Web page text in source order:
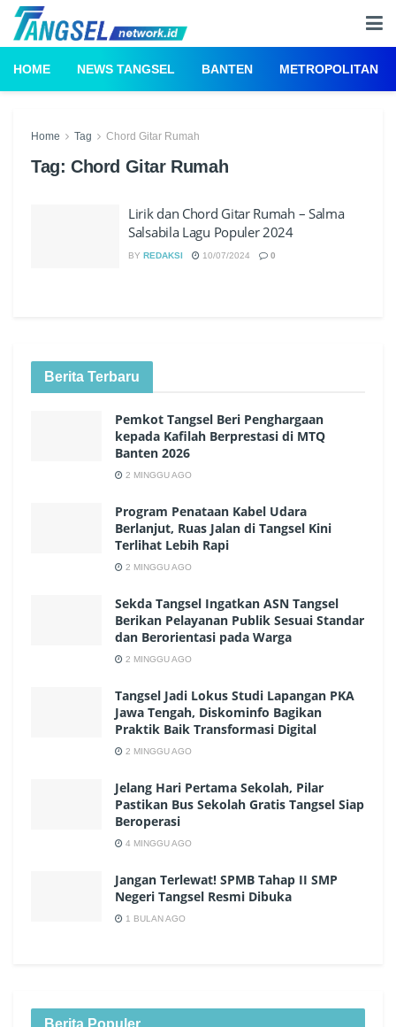
HOME NEWS TANGSEL BANTEN METROPOLITAN
Home Tag Chord Gitar Rumah
Tag: Chord Gitar Rumah
Lirik dan Chord Gitar Rumah – Salma
Salsabila Lagu Populer 2024
BY REDAKSI 10/07/2024 0
Berita Terbaru
Pemkot Tangsel Beri Penghargaan
kepada Kafilah Berprestasi di MTQ
Banten 2026
2 MINGGU AGO
Program Penataan Kabel Udara
Berlanjut, Ruas Jalan di Tangsel Kini
Terlihat Lebih Rapi
2 MINGGU AGO
Sekda Tangsel Ingatkan ASN Tangsel
Berikan Pelayanan Publik Sesuai Standar
dan Berorientasi pada Warga
2 MINGGU AGO
Tangsel Jadi Lokus Studi Lapangan PKA
Jawa Tengah, Diskominfo Bagikan
Praktik Baik Transformasi Digital
2 MINGGU AGO
Jelang Hari Pertama Sekolah, Pilar
Pastikan Bus Sekolah Gratis Tangsel Siap
Beroperasi
4 MINGGU AGO
Jangan Terlewat! SPMB Tahap II SMP
Negeri Tangsel Resmi Dibuka
1 BULAN AGO
Berita Populer